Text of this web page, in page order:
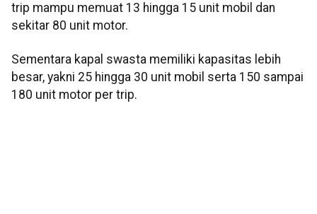
trip mampu memuat 13 hingga 15 unit mobil dan
sekitar 80 unit motor.
Sementara kapal swasta memiliki kapasitas lebih
besar, yakni 25 hingga 30 unit mobil serta 150 sampai
180 unit motor per trip.